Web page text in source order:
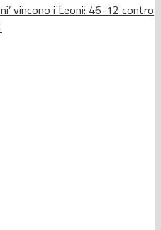
vincono i Leoni: 46-12 contro